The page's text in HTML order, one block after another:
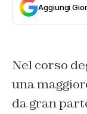
Aggiungi
Nel corso
una
da gran